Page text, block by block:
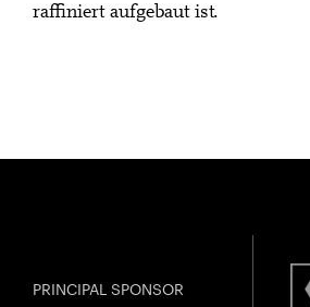
raffiniert aufgebaut ist.
PRINCIPAL SPONSOR